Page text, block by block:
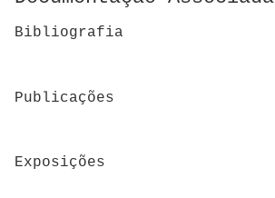
Bibliografia
Publicações
Exposições